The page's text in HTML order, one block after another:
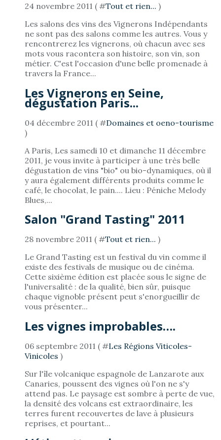
24 novembre 2011 ( #Tout et rien... )
Les salons des vins des Vignerons Indépendants
ne sont pas des salons comme les autres. Vous y
rencontrerez les vignerons, où chacun avec ses
mots vous racontera son histoire, son vin, son
métier. C'est l'occasion d'une belle promenade à
travers la France...
Les Vignerons en Seine,
dégustation Paris...
04 décembre 2011 ( #Domaines et oeno-tourisme
)
A Paris, Les samedi 10 et dimanche 11 décembre
2011, je vous invite à participer à une très belle
dégustation de vins "bio" ou bio-dynamiques, où il
y aura également différents produits comme le
café, le chocolat, le pain.... Lieu : Péniche Melody
Blues,...
Salon "Grand Tasting" 2011
28 novembre 2011 ( #Tout et rien... )
Le Grand Tasting est un festival du vin comme il
existe des festivals de musique ou de cinéma.
Cette sixième édition est placée sous le signe de
l'universalité : de la qualité, bien sûr, puisque
chaque vignoble présent peut s'enorgueillir de
vous présenter...
Les vignes improbables….
06 septembre 2011 ( #Les Régions Viticoles-
Vinicoles )
Sur l'île volcanique espagnole de Lanzarote aux
Canaries, poussent des vignes où l'on ne s'y
attend pas. Le paysage est sombre à perte de vue,
la densité des volcans est extraordinaire, les
terres furent recouvertes de lave à plusieurs
reprises, et pourtant...